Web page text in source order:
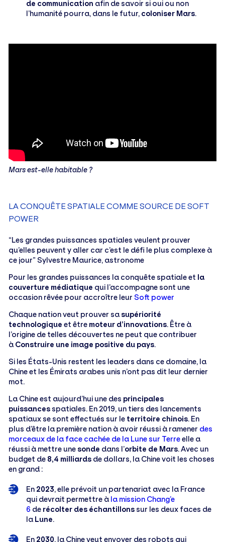
de communication afin de savoir si oui ou non
l’humanité pourra, dans le futur, coloniser Mars.
Mars est-elle habitable ?
LA CONQUÊTE SPATIALE COMME SOURCE DE SOFT
POWER
“Les grandes puissances spatiales veulent prouver
qu’elles peuvent y aller car c’est le défi le plus complexe à
ce jour” Sylvestre Maurice, astronome
Pour les grandes puissances la conquête spatiale et la
couverture médiatique qui l’accompagne sont une
occasion rêvée pour accroître leur Soft power
Chaque nation veut prouver sa supériorité
technologique et être moteur d’innovations. Être à
l’origine de telles découvertes ne peut que contribuer
à Construire une image positive du pays.
Si les États-Unis restent les leaders dans ce domaine, la
Chine et les Émirats arabes unis n’ont pas dit leur dernier
mot.
La Chine est aujourd’hui une des principales
puissances spatiales. En 2019, un tiers des lancements
spatiaux se sont effectués sur le territoire chinois. En
plus d’être la première nation à avoir réussi à ramener des
morceaux de la face cachée de la Lune sur Terreelle a
réussi à mettre une sonde dans l’orbite de Mars. Avec un
budget de 8,4 milliards de dollars, la Chine voit les choses
en grand :
En 2023, elle prévoit un partenariat avec la France
qui devrait permettre à la mission Chang’e
6 de récolter des échantillons sur les deux faces de
la Lune.
En 2030, la Chine veut envoyer des robots qui